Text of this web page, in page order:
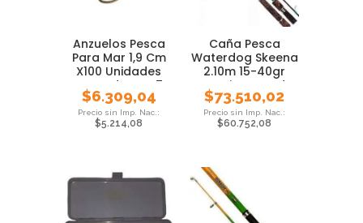
Anzuelos Pesca
Para Mar 1,9 Cm
X100 Unidades
Waterdog Nº 7
$6.309,04
$5.214,08
Caña Pesca
Waterdog Skeena
2.10m 15-40gr
Tararira Dorado
$73.510,02
$60.752,08